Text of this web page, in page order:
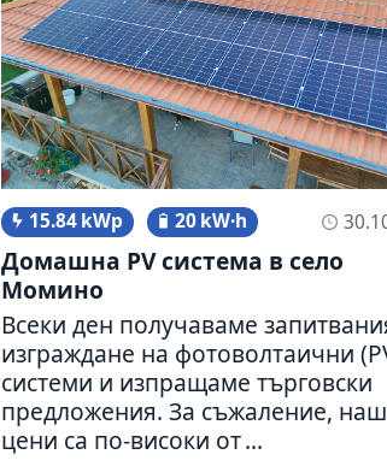
15.84 kWp 20 kW·h
Домашна PV система в село
Момино
Всеки ден полу­ча­ваме
изграж­дане на фото­вол­та­ични
системи и изпра­щаме тър­гов­ски
пред­ло­же­ния. За съжа­ле­ние,
цени са по-високи от ...